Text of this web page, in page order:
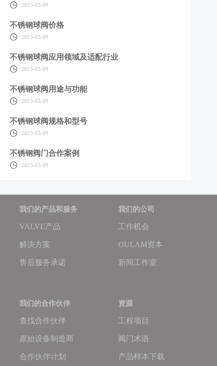
2023-03-09
不锈钢球阀价格
2023-03-09
不锈钢球阀应用领域及适配行业
2023-03-09
不锈钢球阀用途与功能
2023-03-09
不锈钢球阀规格和型号
2023-03-09
不锈钢阀门合作案例
2023-03-09
我们的产品和服务
VALVE产品
解决方案
售后服务承诺
我们的公司
工作机会
OULAM资本
新闻工作室
我们的合作伙伴
查找合作伙伴
原始设备制造商
合作伙伴计划
资源
工程项目
阀门术语
产品样本下载